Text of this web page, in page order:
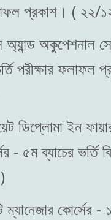
প্রকাশ। (
অ্যান্ড অকুপেশনাল
পরীক্ষার ফলাফল
ডিপ্লোমা ইন
- ৫ম ব্যাচের ভর্তি
ম্যানেজার কোর্সের -